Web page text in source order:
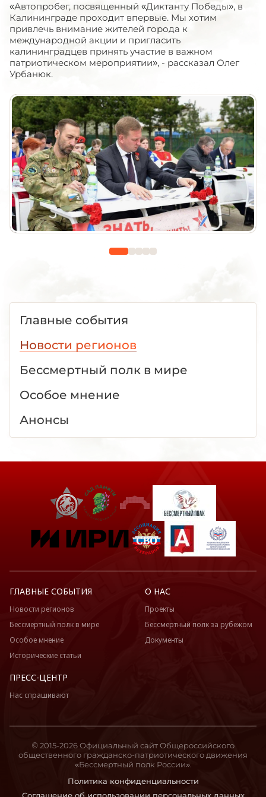
«Автопробег, посвященный «Диктанту Победы», в
Калининграде проходит впервые. Мы хотим
привлечь внимание жителей города к
международной акции и пригласить
калининградцев принять участие в важном
патриотическом мероприятии», - рассказал Олег
Урбанюк.
Главные события
Новости регионов
Бессмертный полк в мире
Особое мнение
Анонсы
ГЛАВНЫЕ СОБЫТИЯ
Новости регионов
Бессмертный полк в мире
Особое мнение
Исторические статьи
О НАС
Проекты
Бессмертный полк за рубежом
Документы
ПРЕСС-ЦЕНТР
Нас спрашивают
Политика конфиденциальности
© 2015-2026 Официальный сайт Общероссийского
общественного гражданско-патриотического движения
«Бессмертный полк России».